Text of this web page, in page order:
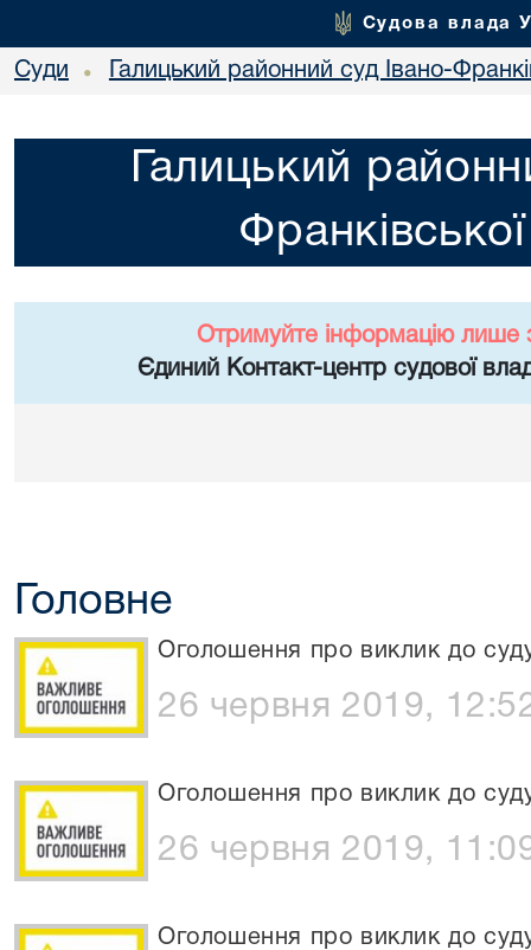
Судова влада
Суди • Галицький районний суд Івано-
Галицький
Отримуйте інформацію лише
Єдиний Контакт-центр судової
Головне
Оголошення про виклик до
26 червня 2019,
Оголошення про виклик до
26 червня 2019,
Оголошення про виклик до